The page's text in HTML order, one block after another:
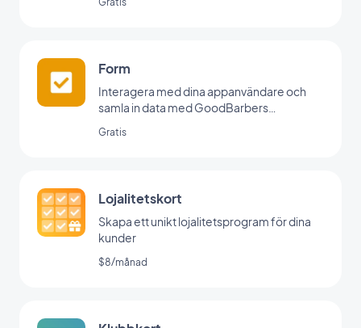
Form
Interagera med dina appanvändare och
samla in data med GoodBarbers
Gratis
Lojalitetskort
Skapa ett unikt lojalitetsprogram för dina
kunder
$8/månad